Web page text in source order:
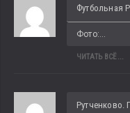
Футбольная
Фото:...
ЧИТАТЬ ВСЁ...
Рутченково.